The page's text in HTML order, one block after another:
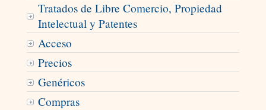
Tratados de Libre Comercio, Propiedad
Intelectual y Patentes
Acceso
Precios
Genéricos
Compras